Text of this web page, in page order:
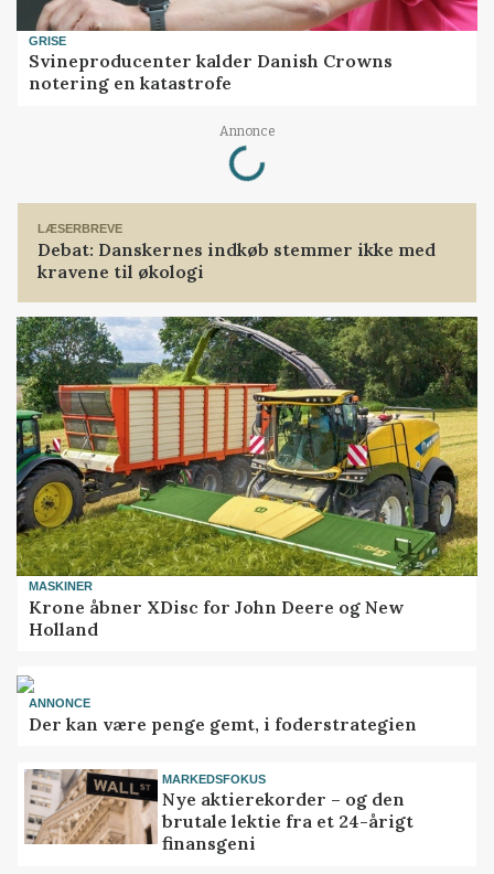
GRISE
Svineproducenter kalder Danish Crowns
notering en katastrofe
Annonce
Loading...
LÆSERBREVE
Debat: Danskernes indkøb stemmer ikke med
kravene til økologi
MASKINER
Krone åbner XDisc for John Deere og New
Holland
ANNONCE
Der kan være penge gemt, i foderstrategien
MARKEDSFOKUS
Nye aktierekorder – og den
brutale lektie fra et 24-årigt
finansgeni